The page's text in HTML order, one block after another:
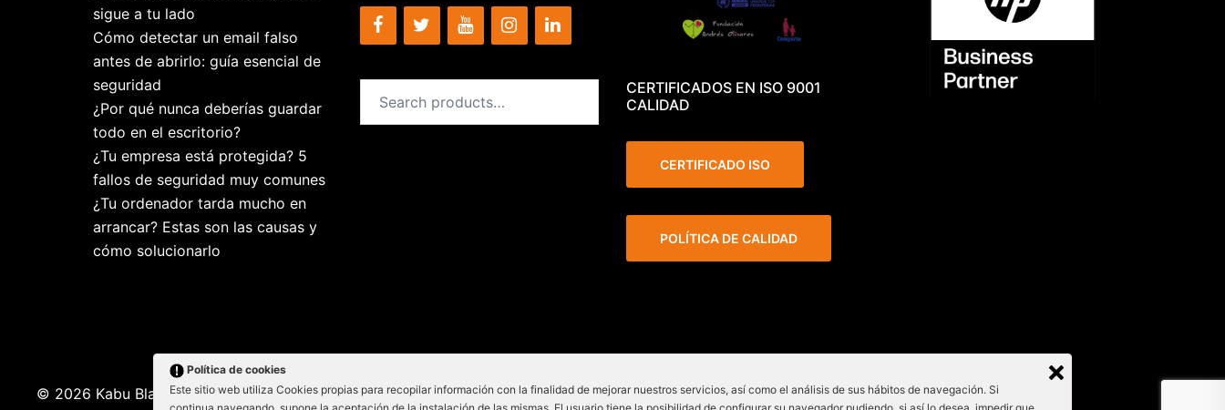
sigue a tu lado
Cómo detectar un email falso
antes de abrirlo: guía esencial de
seguridad
¿Por qué nunca deberías guardar
todo en el escritorio?
¿Tu empresa está protegida? 5
fallos de seguridad muy comunes
¿Tu ordenador tarda mucho en
arrancar? Estas son las causas y
cómo solucionarlo
CERTIFICADOS EN ISO 9001
CALIDAD
CERTIFICADO ISO
POLÍTICA DE CALIDAD
© 2026 Kabu Blanu System SL. KabuBlanu System S.L - Lepant 339/341 (Local
Política de cookies
Este sitio web utiliza Cookies propias para recopilar información con la finalidad de mejorar nuestros servicios, así como el análisis de sus hábitos de navegación. Si